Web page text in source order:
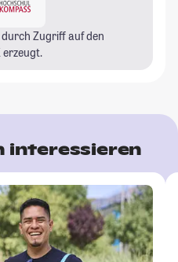
Zugriff auf den
erzeugt.
interessieren